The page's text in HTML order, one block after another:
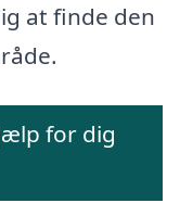
at finde den
for dig